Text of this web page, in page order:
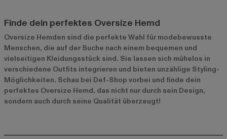
Finde dein perfektes Oversize Hemd
Oversize Hemden sind die perfekte Wahl für modebewusste
Menschen, die auf der Suche nach einem bequemen und
vielseitigen Kleidungsstück sind. Sie lassen sich mühelos in
verschiedene Outfits integrieren und bieten unzählige Styling-
Möglichkeiten. Schau bei Def-Shop vorbei und finde dein
perfektes Oversize Hemd, das nicht nur durch sein Design,
sondern auch durch seine Qualität überzeugt!